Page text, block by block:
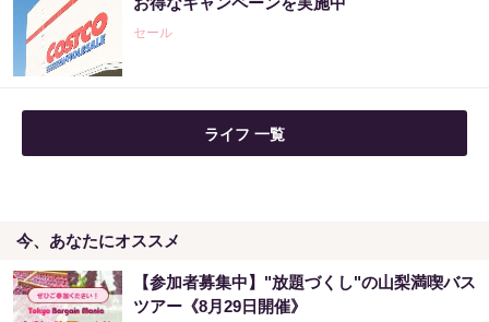
セール
ライフ 一覧
今、あなたにオススメ
【参加者募集中】"放題づくし"の山梨満喫バス
ツアー《8月29日開催》